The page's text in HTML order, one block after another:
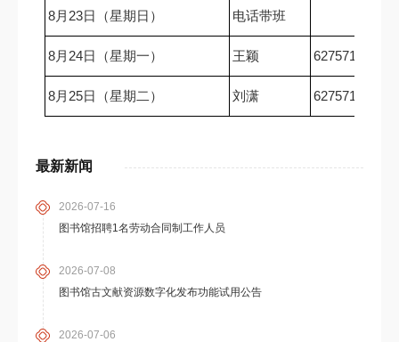
最新新闻
2026-07-16
图书馆招聘1名劳动合同制工作人员
2026-07-08
图书馆古文献资源数字化发布功能试用公告
2026-07-06
8月23日（星期日） 电话带班
8月24日（星期一） 王颖 62757167
8月25日（星期二） 刘潇 62757167